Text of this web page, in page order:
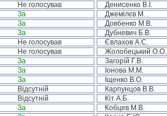
Не голосував Денисенко В.І.
За Джемілєв М. .
За Довбенко М.В.
За Дубневич Б.В.
Не голосував Євлахов А.С.
Не голосував Жолобецький О.О.
За Загорій Г.В.
За Іонова М.М.
За Іщенко В.О.
Відсутній Карпунцов В.В.
Відсутній Кіт А.Б.
За Кобцев М.В.